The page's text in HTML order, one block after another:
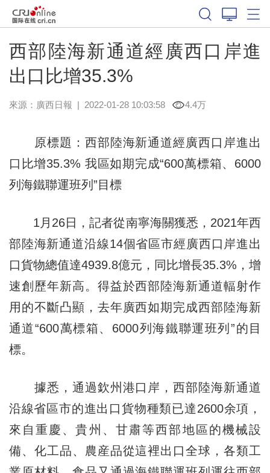
西部陸海新通道經廣西口岸進
出口比增35.3%
來源： 廣西日報 | 2022-01-28 10:03:58 4.4万
原標題：西部陸海新通道經廣西口岸進出
口比增35.3% 我區如期完成“600萬標箱、6000
列海鐵聯運班列”目標
1月26日，記者從南寧海關獲悉，2021年西
部陸海新通道沿線14個省區市經廣西口岸進出
口貨物總值達4939.8億元，同比增長35.3%，增
速創歷年新高。得益於西部陸海新通道輻射作
用的不斷凸顯，去年廣西如期完成西部陸海新
通道“600萬標箱、6000列海鐵聯運班列”的目
標。
據悉，通過欽州港口岸，西部陸海新通道
沿線省區市的進出口貨物種類已達2600余項，
來自重慶、貴州、甘肅等西部地區的機械設
備、化工品、農産品從這裡出口全球，各類工